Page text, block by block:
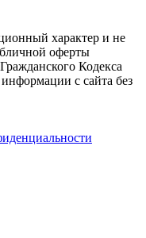
характер и не
оферты
Кодекса
с сайта без